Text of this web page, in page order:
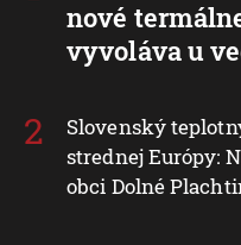
nové
vyvoláva u
Slovenský
strednej Európy:
obci Dolné